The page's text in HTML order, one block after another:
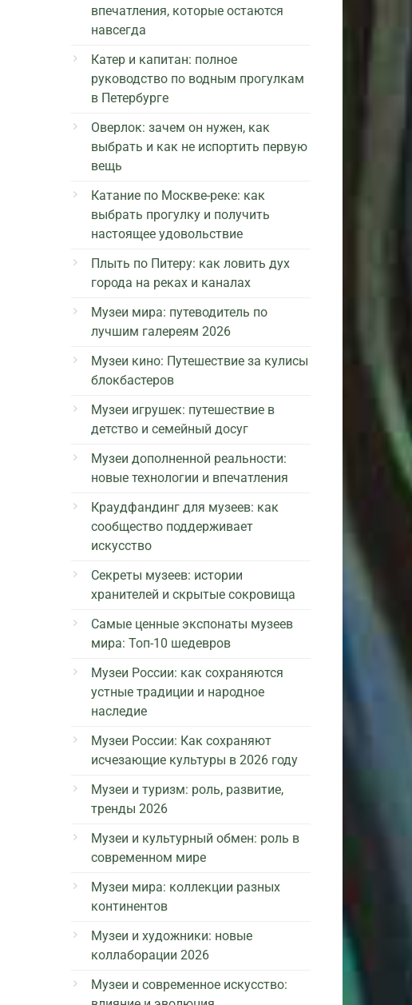
впечатления, которые остаются
навсегда
Катер и капитан: полное
руководство по водным прогулкам
в Петербурге
Оверлок: зачем он нужен, как
выбрать и как не испортить первую
вещь
Катание по Москве-реке: как
выбрать прогулку и получить
настоящее удовольствие
Плыть по Питеру: как ловить дух
города на реках и каналах
Музеи мира: путеводитель по
лучшим галереям 2026
Музеи кино: Путешествие за кулисы
блокбастеров
Музеи игрушек: путешествие в
детство и семейный досуг
Музеи дополненной реальности:
новые технологии и впечатления
Краудфандинг для музеев: как
сообщество поддерживает
искусство
Секреты музеев: истории
хранителей и скрытые сокровища
Самые ценные экспонаты музеев
мира: Топ-10 шедевров
Музеи России: как сохраняются
устные традиции и народное
наследие
Музеи России: Как сохраняют
исчезающие культуры в 2026 году
Музеи и туризм: роль, развитие,
тренды 2026
Музеи и культурный обмен: роль в
современном мире
Музеи мира: коллекции разных
континентов
Музеи и художники: новые
коллаборации 2026
Музеи и современное искусство: